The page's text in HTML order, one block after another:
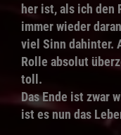
her ist, als ich den
immer wieder
viel Sinn dahinter.
Rolle absolut
toll.
Das Ende ist zwar
ist es nun das